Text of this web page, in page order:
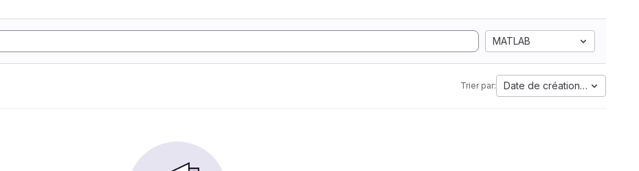
MATLAB
Trier par: Date de création la plus